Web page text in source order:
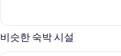
히
보
기
비슷한 숙박 시설